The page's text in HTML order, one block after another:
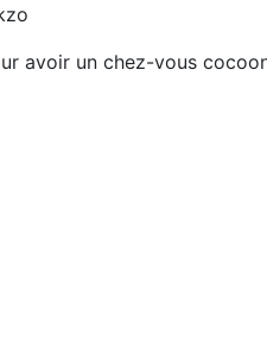
avoir un chez-vous